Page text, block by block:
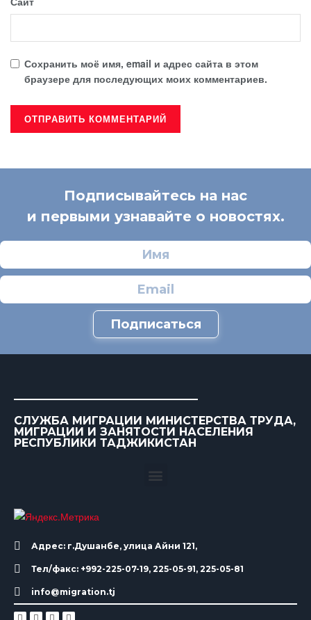
Сохранить моё имя, email и адрес сайта в этом
браузере для последующих моих комментариев.
Подписывайтесь на нас
и первыми узнавайте о новостях.
Подписаться
СЛУЖБА МИГРАЦИИ МИНИСТЕРСТВА ТРУДА,
МИГРАЦИИ И ЗАНЯТОСТИ НАСЕЛЕНИЯ
РЕСПУБЛИКИ ТАДЖИКИСТАН
Адрес: г.Душанбе, улица Айни 121,
Тел/факс: +992-225-07-19, 225-05-91, 225-05-81
info@migration.tj